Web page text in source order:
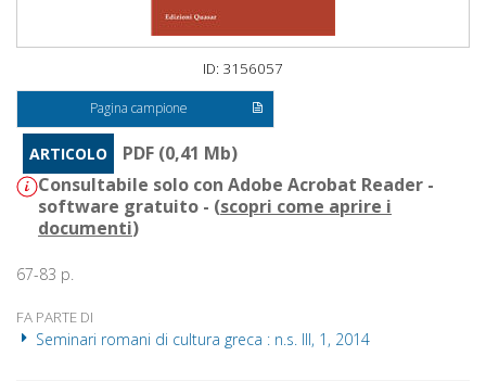
ID: 3156057
Pagina campione
ARTICOLO
PDF (0,41 Mb)
Consultabile solo con Adobe Acrobat Reader -
software gratuito - (scopri come aprire i
documenti)
67-83 p.
FA PARTE DI
Seminari romani di cultura greca : n.s. III, 1, 2014